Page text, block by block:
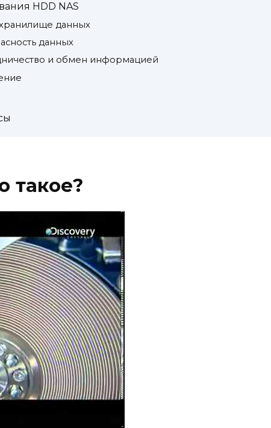
HDD NAS
данных
данных
и обмен информацией
такое?